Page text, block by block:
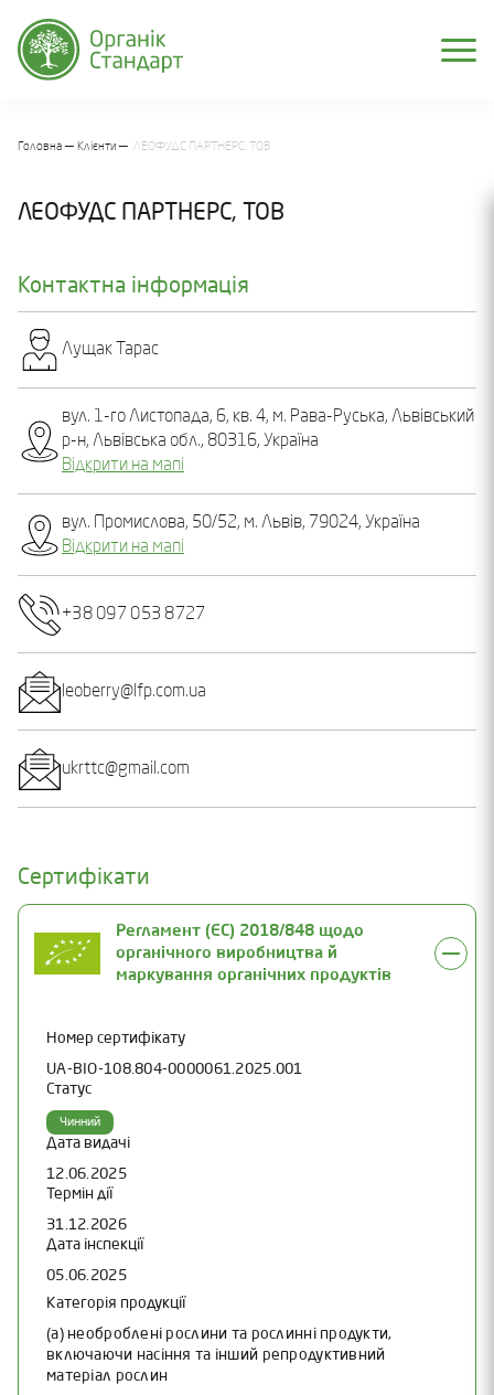
Головна Клієнти ЛЕОФУДС ПАРТНЕРС, ТОВ
ЛЕОФУДС ПАРТНЕРС, ТОВ
Контактна інформація
Лущак Тарас
вул. 1-го Листопада, 6, кв. 4, м. Рава-Руська, Львівський
р-н, Львівська обл., 80316, Україна
Відкрити на мапі
вул. Промислова, 50/52, м. Львів, 79024, Україна
Відкрити на мапі
+38 097 053 8727
leoberry@lfp.com.ua
ukrttc@gmail.com
Сертифікати
Регламент (ЄС) 2018/848 щодо
органічного виробництва й
маркування органічних продуктів
Номер сертифікату
UA-BIO-108.804-0000061.2025.001
Статус
Чинний
Дата видачі
12.06.2025
Термін дії
31.12.2026
Дата інспекції
05.06.2025
Категорія продукції
(a) необроблені рослини та рослинні продукти,
включаючи насіння та інший репродуктивний
матеріал рослин